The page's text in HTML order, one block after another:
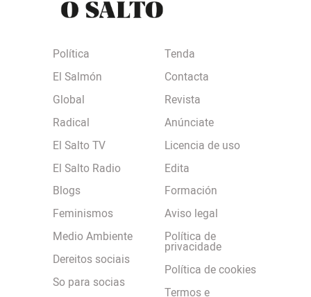
Política
El Salmón
Global
Radical
El Salto TV
El Salto Radio
Blogs
Feminismos
Medio Ambiente
Dereitos sociais
So para socias
Tenda
Contacta
Revista
Anúnciate
Licencia de uso
Edita
Formación
Aviso legal
Política de
privacidade
Política de cookies
Termos e